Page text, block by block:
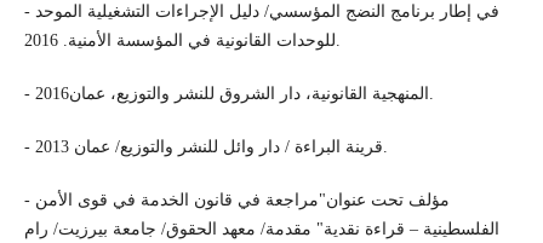
- في إطار برنامج النضج المؤسسي/ دليل الإجراءات التشغيلية الموحد
- مؤلف تحت عنوان"مراجعة في قانون الخدمة في قوى الأمن
الفلسطينية – قراءة نقدية" مقدمة/ معهد الحقوق/ جامعة بيرزيت/ رام